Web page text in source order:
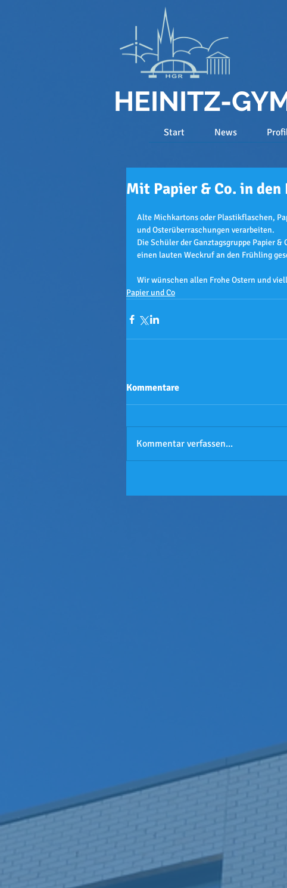
HEINITZ-
Start News
Mit Papier & Co. in
Alte Michkartons oder Plastikflaschen,
und Osterüberraschungen verarbeiten.
Die Schüler der Ganztagsgruppe Papier
einen lauten Weckruf an den Frühling
Wir wünschen allen Frohe Ostern und
Papier und Co
Kommentare
Kommentar verfassen...